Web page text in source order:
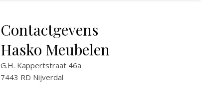
Contactgevens
Hasko Meubelen
G.H. Kappertstraat 46a
7443 RD Nijverdal